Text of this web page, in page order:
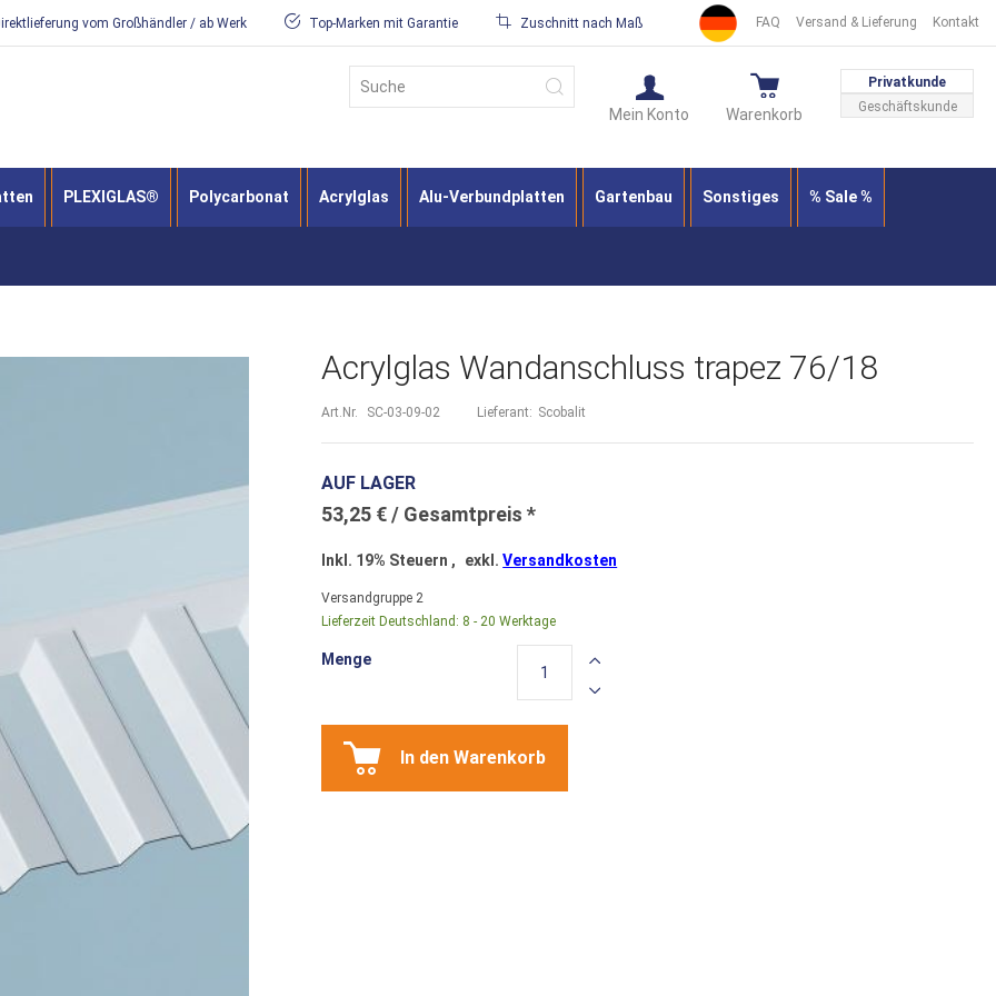
FAQ Versand & Lieferung Kontakt
vom Großhändler / ab Werk Top-Marken mit Garantie Zuschnitt nach Maß
Privatkunde
Geschäftskunde
Warenkorb
Mein Konto
Suche
PLEXIGLAS® Polycarbonat Acrylglas Alu-Verbundplatten Gartenbau Sonstiges % Sale %
Acrylglas Wandanschluss trapez 76/18
Art.Nr. SC-03-09-02 Lieferant: Scobalit
AUF LAGER
53,25 €
Inkl. 19% Steuern , exkl.Versandkosten
Versandgruppe 2
Lieferzeit Deutschland: 8 - 20 Werktage
Menge
In den Warenkorb